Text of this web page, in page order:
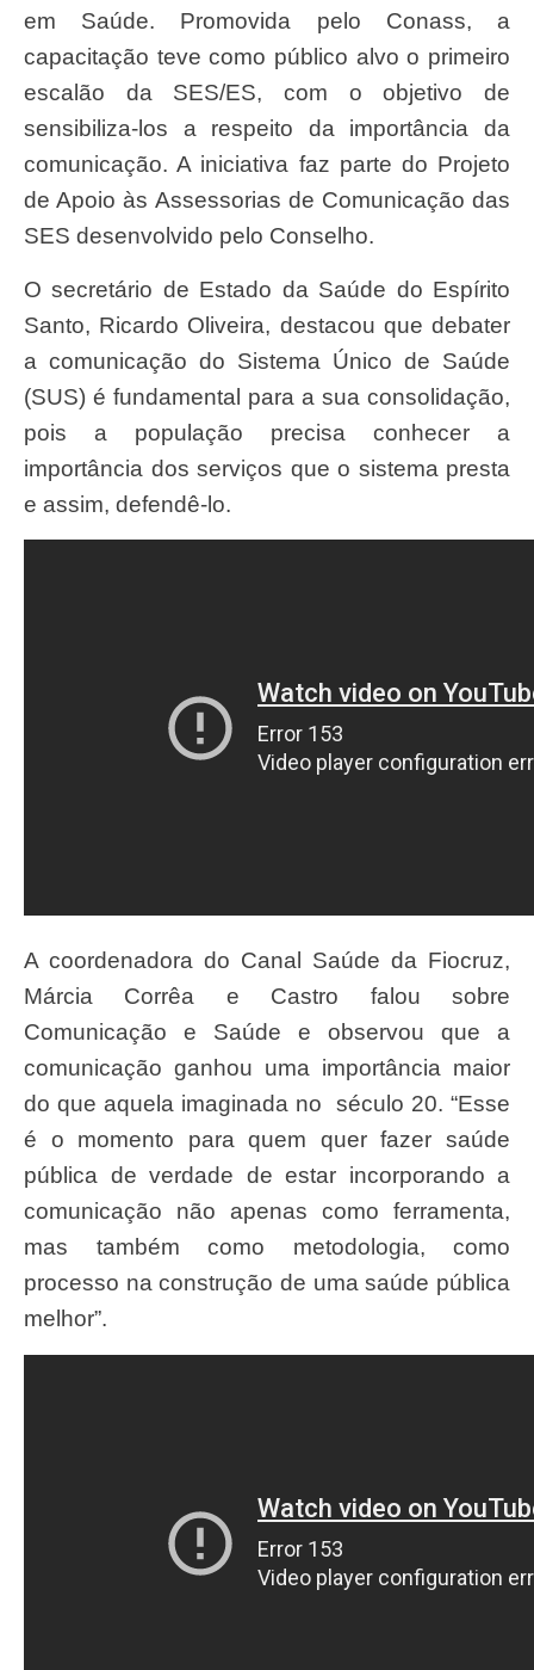
em Saúde. Promovida pelo Conass, a
capacitação teve como público alvo o primeiro
escalão da SES/ES, com o objetivo de
sensibiliza-los a respeito da importância da
comunicação. A iniciativa faz parte do Projeto
de Apoio às Assessorias de Comunicação das
SES desenvolvido pelo Conselho.
O secretário de Estado da Saúde do Espírito
Santo, Ricardo Oliveira, destacou que debater
a comunicação do Sistema Único de Saúde
(SUS) é fundamental para a sua consolidação,
pois a população precisa conhecer a
importância dos serviços que o sistema presta
e assim, defendê-lo.
A coordenadora do Canal Saúde da Fiocruz,
Márcia Corrêa e Castro falou sobre
Comunicação e Saúde e observou que a
comunicação ganhou uma importância maior
do que aquela imaginada no século 20. “Esse
é o momento para quem quer fazer saúde
pública de verdade de estar incorporando a
comunicação não apenas como ferramenta,
mas também como metodologia, como
processo na construção de uma saúde pública
melhor”.